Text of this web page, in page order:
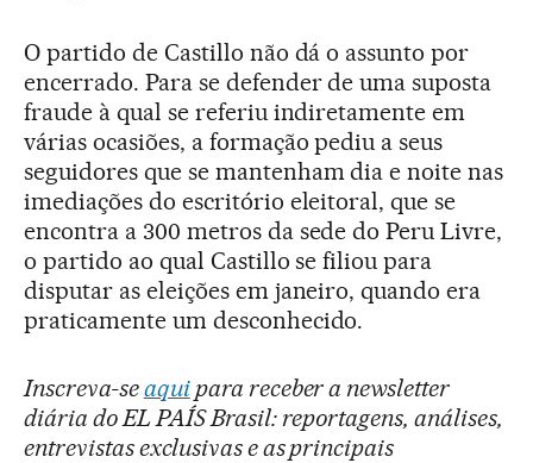
O partido de Castillo não dá o assunto por
encerrado. Para se defender de uma suposta
fraude à qual se referiu indiretamente em
várias ocasiões, a formação pediu a seus
seguidores que se mantenham dia e noite nas
imediações do escritório eleitoral, que se
encontra a 300 metros da sede do Peru Livre,
o partido ao qual Castillo se filiou para
disputar as eleições em janeiro, quando era
praticamente um desconhecido.
Inscreva-seaquipara receber a newsletter
diária do EL PAÍS Brasil: reportagens, análises,
entrevistas exclusivas e as principais